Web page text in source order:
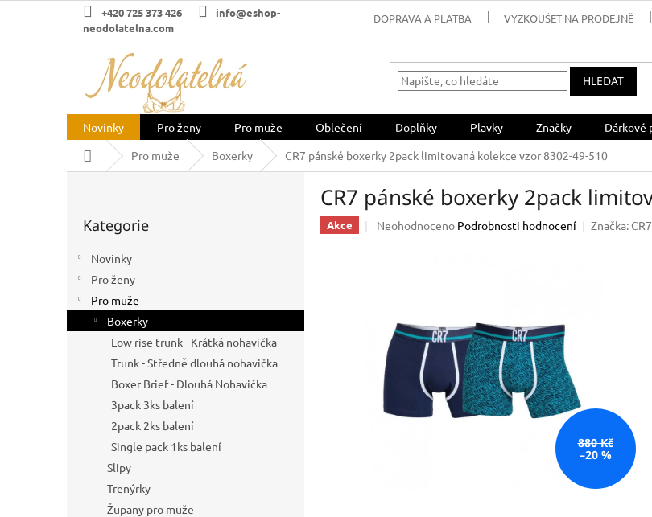
obsah
+420 725 373 426
info@eshop-
neodolatelna.com
DOPRAVA A PLATBA VYZKOUŠET NA PRODEJNĚ
HLEDAT
Novinky Pro ženy Pro muže Oblečení Doplňky Plavky Značky Dárkové
Domů
Pro muže Boxerky CR7 pánské boxerky 2pack limitovaná kolekce vzor 8302-49-510
kategorie
Kategorie
Novinky
Pro ženy
Pro muže
Boxerky
Low rise trunk - Krátká nohavička
Trunk - Středně dlouhá nohavička
Boxer Brief - Dlouhá Nohavička
3pack 3ks balení
2pack 2ks balení
Single pack 1ks balení
Slipy
Trenýrky
Župany pro muže
CR7 pánské boxerky 2pack
Akce
Průměrné
hvězdiček.
Neohodnoceno Podrobnosti hodnocení Značka: CR7
880 Kč
–20 %